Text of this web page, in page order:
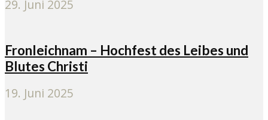
29. Juni 2025
Fronleichnam – Hochfest des Leibes und
Blutes Christi
19. Juni 2025